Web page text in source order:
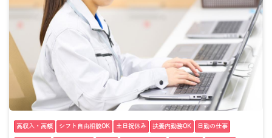
高収入・高額 シフト自由相談OK 土日祝休み 扶養内勤務OK 日勤の仕事